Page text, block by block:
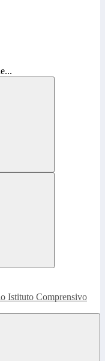
Istituto Comprensivo